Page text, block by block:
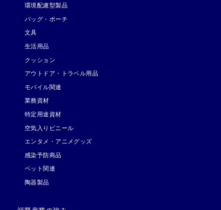
環境配慮型製品
バッグ・ポーチ
文具
生活用品
クッション
アウトドア・トラベル用品
モバイル関連
業務資材
特定用途資材
空気入りビニール
エンタメ・アニメグッズ
感染予防商品
ペット関連
陶器製品